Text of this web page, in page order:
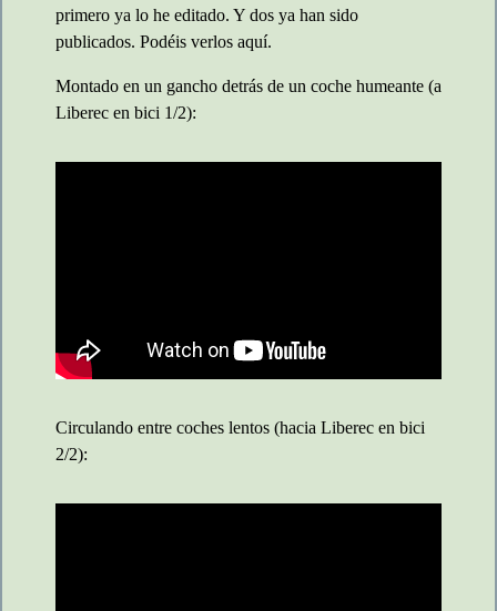
primero ya lo he editado. Y dos ya han sido
publicados. Podéis verlos aquí.
Montado en un gancho detrás de un coche humeante (a
Liberec en bici 1/2):
Circulando entre coches lentos (hacia Liberec en bici
2/2):